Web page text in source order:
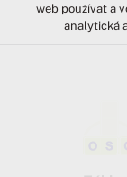
web používat a
analytická